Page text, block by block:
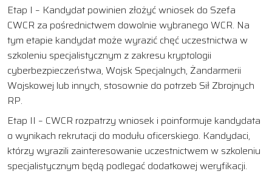
Etap I – Kandydat powinien złożyć wniosek do Szefa
CWCR za pośrednictwem dowolnie wybranego WCR. Na
tym etapie kandydat może wyrazić chęć uczestnictwa w
szkoleniu specjalistycznym z zakresu kryptologii
cyberbezpieczeństwa, Wojsk Specjalnych, Żandarmerii
Wojskowej lub innych, stosownie do potrzeb Sił Zbrojnych
RP.
Etap II – CWCR rozpatrzy wniosek i poinformuje kandydata
o wynikach rekrutacji do modułu oficerskiego. Kandydaci,
którzy wyrazili zainteresowanie uczestnictwem w szkoleniu
specjalistycznym będą podlegać dodatkowej weryfikacji.